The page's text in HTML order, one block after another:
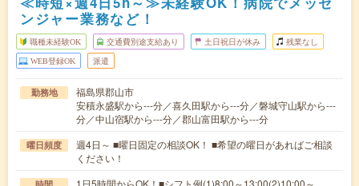
ンジャー業務など！
職種未経験OK 交通費別途支給あり 土日祝日が休み 残業なし
WEB登録OK 派遣
勤務地
福島県郡山市
安積永盛駅から---分／喜久田駅から---分／磐城守山駅から---
分／中山宿駅から---分／郡山富田駅から---分
曜日頻度
週4日～ ■曜日固定の相談OK！ ■希望の曜日があればご相談
ください！
1日5時間からOK！■シフト例(1)8:00～13:00(2)10:00～